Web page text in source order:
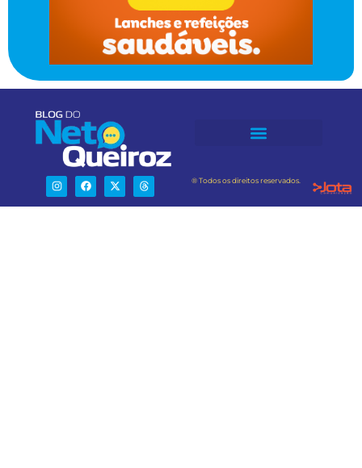
® Todos os direitos reservados.